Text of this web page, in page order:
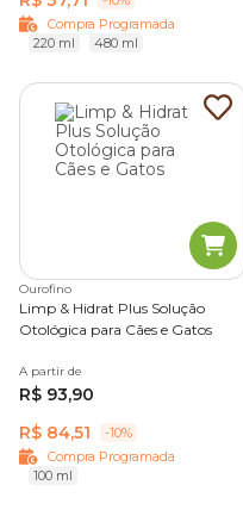
Compra Programada
220 ml
480 ml
Ourofino
Limp & Hidrat Plus Solução
Otológica para Cães e Gatos
A partir de
R$ 93,90
R$ 84,51
-10%
Compra Programada
100 ml